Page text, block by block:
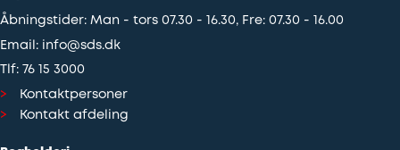
Åbningstider: Man - tors 07.30 - 16.30, Fre: 07.30 - 16.00
Email: info@sds.dk
Tlf: 76 15 3000
Kontaktpersoner
Kontakt afdeling